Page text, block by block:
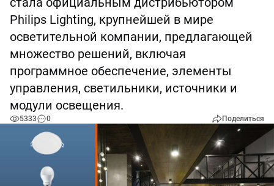
Philips Lighting, крупнейшей в мире
осветительной компании, предлагающей
множество решений, включая
программное обеспечение, элементы
управления, светильники, источники и
модули освещения.
5333 0 Поделиться